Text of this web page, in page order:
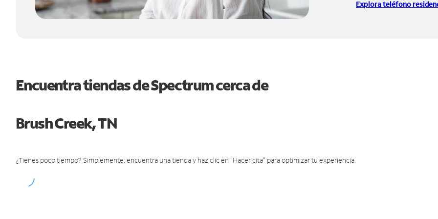
Explora teléfono
Encuentra tiendas de Spectrum cerca de
Brush Creek, TN
¿Tienes poco tiempo? Simplemente, encuentra una tienda y haz clic en "Hacer cita" para optimizar tu experiencia.